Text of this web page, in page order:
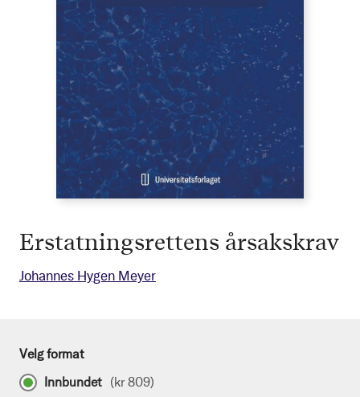
Erstatningsrettens årsakskrav
Johannes Hygen Meyer
Velg format
Innbundet (kr 809)